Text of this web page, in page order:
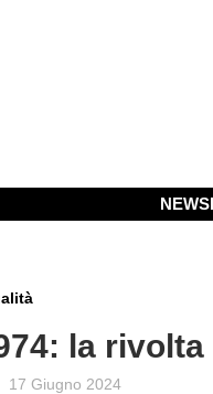
la
17 Giugno 2024